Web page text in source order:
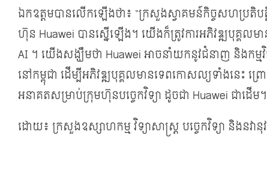
ឯកឧត្តមបានលើកឡើងថា៖ “ក្រសួងស្វាគមន៍កិច្ចសហប្រតិបត្
ហ៊ុន Huawei បានស្នើឡើង។ យើងក៏ត្រូវការអភិវឌ្ឍបុគ្គលម
AI ។ យើងសង្ឃឹមថា Huawei អាចនាំយកនូវជំនាញ និងក
នៅកម្ពុជា ដើម្បីអភិវឌ្ឍបុគ្គលមានទេពកោសល្យទាំងនេះ
អនាគតសម្រាប់ក្រុមហ៊ុនបច្ចេកវិទ្យា ដូចជា Huawei ជាដើម
ដោយ៖ ក្រសួងឧស្សាហកម្ម វិទ្យាសាស្រ្ត បច្ចេកវិទ្យា និងនវានុវ